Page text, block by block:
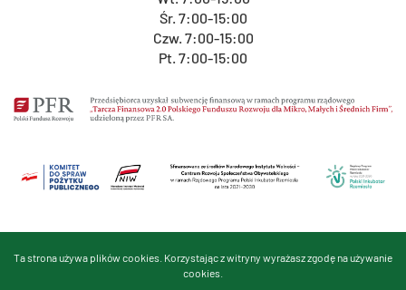
Śr. 7:00-15:00
Czw. 7:00-15:00
Pt. 7:00-15:00
Ta strona używa plików cookies. Korzystając z witryny wyrażasz zgodę na używanie
cookies.